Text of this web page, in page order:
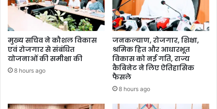
मुख्य सचिव ने कौशल विकास
एवं रोजगार से संबंधित
योजनाओं की समीक्षा की
8 hours ago
जनकल्याण, रोजगार, शिक्षा,
श्रमिक हित और आधारभूत
विकास को नई गति, राज्य
कैबिनेट ने लिए ऐतिहासिक
फैसले
8 hours ago